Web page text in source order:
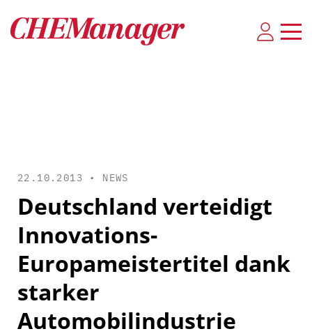
22.10.2013 • NEWS
Deutschland verteidigt
Innovations-
Europameistertitel dank
starker
Automobilindustrie